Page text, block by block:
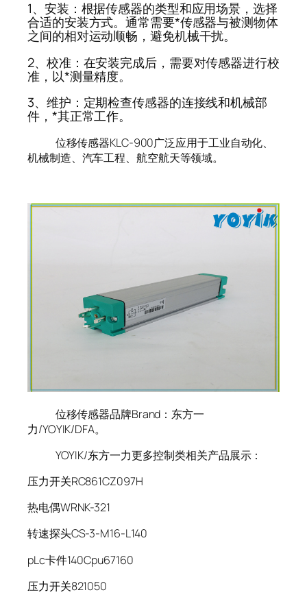
1、安装：根据传感器的类型和应用场景，选择
合适的安装方式。通常需要*传感器与被测物体
之间的相对运动顺畅，避免机械干扰。
2、校准：在安装完成后，需要对传感器进行校
准，以*测量精度。
3、维护：定期检查传感器的连接线和机械部
件，*其正常工作。
位移传感器KLC-900广泛应用于工业自动化、
机械制造、汽车工程、航空航天等领域。
位移传感器品牌Brand：东方一
力/YOYIK/DFA。
YOYIK/东方一力更多控制类相关产品展示：
压力开关RC861CZ097H
热电偶WRNK-321
转速探头CS-3-M16-L140
pLc卡件140Cpu67160
压力开关821050